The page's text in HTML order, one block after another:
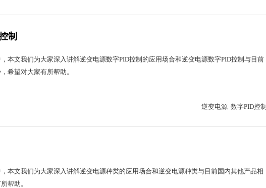
制
本文我们为大家深入讲解逆变电源数字PID控制的应用场合和逆变电源数字PID控制与目前
希望对大家有所帮助。
逆变电源 数字PID控制
本文我们为大家深入讲解逆变电源种类的应用场合和逆变电源种类与目前国内其他产品相
帮助。